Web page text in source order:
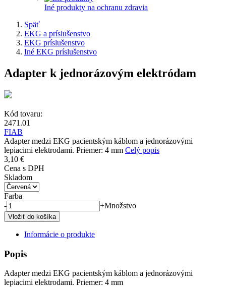
Iné produkty na ochranu zdravia
Späť
EKG a príslušenstvo
EKG príslušenstvo
Iné EKG príslušenstvo
Adapter k jednorázovým elektródam
Kód tovaru:
2471.01
FIAB
Adapter medzi EKG pacientským káblom a jednorázovými
lepiacimi elektrodami. Priemer: 4 mm Celý popis
3,10 €
Cena s DPH
Skladom
Farba
-
+Množstvo
Informácie o produkte
Popis
Adapter medzi EKG pacientským káblom a jednorázovými
lepiacimi elektrodami. Priemer: 4 mm